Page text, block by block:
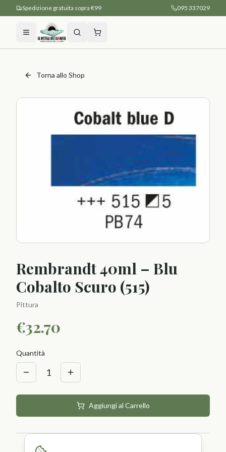
Spedizione gratuita sopra €99 095 337029
Torna allo Shop
Rembrandt 40ml – Blu
Cobalto Scuro (515)
Pittura
€32.70
Quantità
1
Aggiungi al Carrello